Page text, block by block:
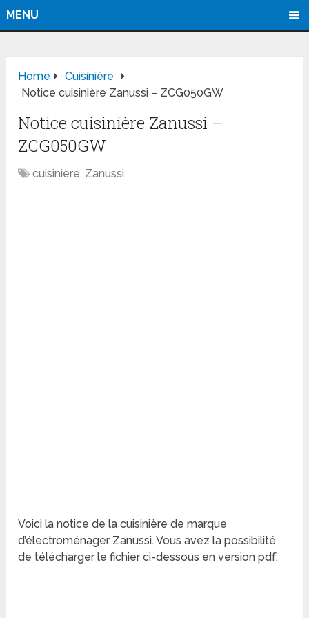
MENU
Home
Cuisinière
Notice cuisinière Zanussi – ZCG050GW
Notice cuisinière Zanussi –
ZCG050GW
cuisinière, Zanussi
Voici la notice de la cuisinière de marque
d’électroménager Zanussi. Vous avez la possibilité
de télécharger le fichier ci-dessous en version pdf.